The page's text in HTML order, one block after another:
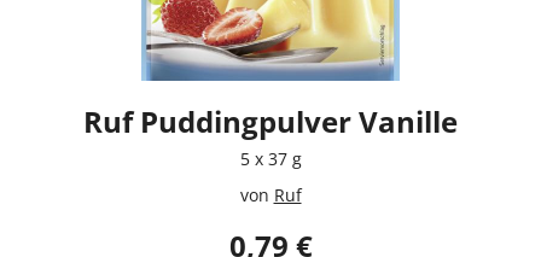
Ruf Puddingpulver Vanille
5 x 37 g
von Ruf
0,79 €